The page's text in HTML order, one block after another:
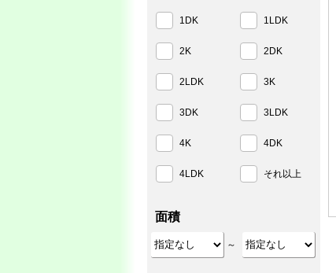
1DK 1LDK
2K 2DK
2LDK 3K
3DK 3LDK
4K 4DK
4LDK それ以上
面積
～